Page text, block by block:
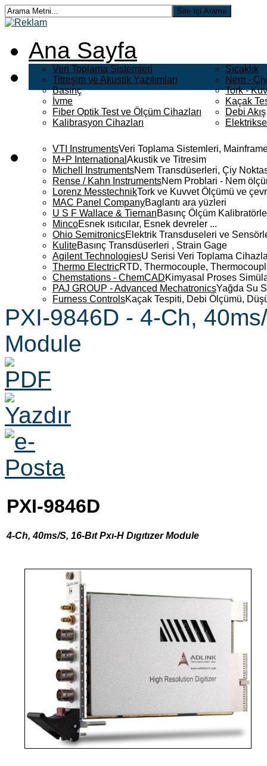
Ana Sayfa
Veri Toplama Sistemleri
Titreşim ve Akustik Yazılımları
Basınç
İvme
Fiber Optik Test ve Ölçüm Cihazları
Kalibrasyon Cihazları
Sıcaklık
Nem -
Tork -
Kaçak
Debi Akış
VTI InstrumentsVeri Toplama Sistemleri,
M+P International Akustik ve Titresim
Michell InstrumentsNem Transdüserleri, Çiy
Rense / Kahn InstrumentsNem Problari - Nem
Lorenz MesstechnikTork ve Kuvvet Ölçümü ve
MAC Panel CompanyBaglantı ara yüzleri
U S F Wallace & TiernanBasınç Ölçüm
MincoEsnek ısıtıcılar, Esnek devreler ...
Ohio SemitronicsElektrik Transduseleri ve
KuliteBasınç Transdüserleri , Strain Gage
Agilent TechnologiesU Serisi Veri Toplama
Thermo ElectricRTD, Thermocouple,
Chemstations - ChemCADKimyasal Proses
PAJ GROUP - Advanced MechatronicsYağda Su
Furness ControlsKaçak Tespiti, Debi Ölçümü,
PXI-9846D - 4-Ch, 40ms/
Module
PXI-9846D
4-Ch, 40ms/S, 16-Bıt Pxı-H Dıgıtızer Module